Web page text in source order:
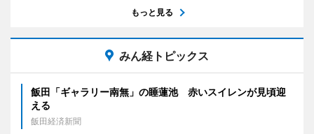
もっと見る
みん経トピックス
飯田「ギャラリー南無」の睡蓮池 赤いスイレンが見頃迎
える
飯田経済新聞